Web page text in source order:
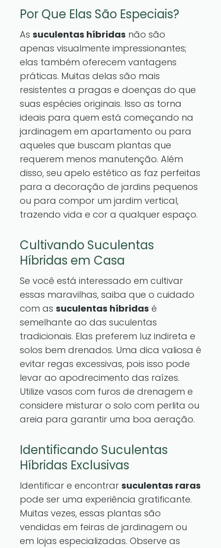
Por Que Elas São Especiais?
As suculentas híbridas não são
apenas visualmente impressionantes;
elas também oferecem vantagens
práticas. Muitas delas são mais
resistentes a pragas e doenças do que
suas espécies originais. Isso as torna
ideais para quem está começando na
jardinagem em apartamento ou para
aqueles que buscam plantas que
requerem menos manutenção. Além
disso, seu apelo estético as faz perfeitas
para a decoração de jardins pequenos
ou para compor um jardim vertical,
trazendo vida e cor a qualquer espaço.
Cultivando Suculentas
Híbridas em Casa
Se você está interessado em cultivar
essas maravilhas, saiba que o cuidado
com as suculentas híbridas é
semelhante ao das suculentas
tradicionais. Elas preferem luz indireta e
solos bem drenados. Uma dica valiosa é
evitar regas excessivas, pois isso pode
levar ao apodrecimento das raízes.
Utilize vasos com furos de drenagem e
considere misturar o solo com perlita ou
areia para garantir uma boa aeração.
Identificando Suculentas
Híbridas Exclusivas
Identificar e encontrar suculentas raras
pode ser uma experiência gratificante.
Muitas vezes, essas plantas são
vendidas em feiras de jardinagem ou
em lojas especializadas. Observe as